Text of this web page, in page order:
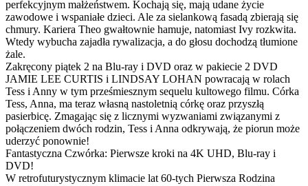
perfekcyjnym małżeństwem. Kochają się, mają udane życie
zawodowe i wspaniałe dzieci. Ale za sielankową fasadą zbierają się
chmury. Kariera Theo gwałtownie hamuje, natomiast Ivy rozkwita.
Wtedy wybucha zajadła rywalizacja, a do głosu dochodzą tłumione
żale.
Zakręcony piątek 2 na Blu-ray i DVD oraz w pakiecie 2 DVD
JAMIE LEE CURTIS i LINDSAY LOHAN powracają w rolach
Tess i Anny w tym prześmiesznym sequelu kultowego filmu. Córka
Tess, Anna, ma teraz własną nastoletnią córkę oraz przyszłą
pasierbicę. Zmagając się z licznymi wyzwaniami związanymi z
połączeniem dwóch rodzin, Tess i Anna odkrywają, że piorun może
uderzyć ponownie!
Fantastyczna Czwórka: Pierwsze kroki na 4K UHD, Blu-ray i
DVD!
W retrofuturystycznym klimacie lat 60-tych Pierwsza Rodzina